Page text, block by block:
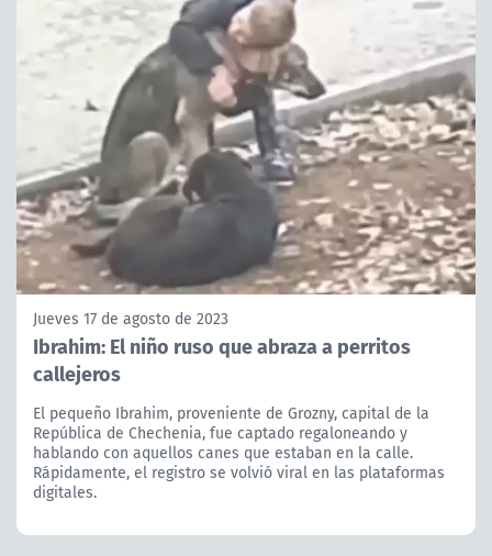
Jueves 17 de agosto de 2023
Ibrahim: El niño ruso que abraza a perritos
callejeros
El pequeño Ibrahim, proveniente de Grozny, capital de la
República de Chechenia, fue captado regaloneando y
hablando con aquellos canes que estaban en la calle.
Rápidamente, el registro se volvió viral en las plataformas
digitales.